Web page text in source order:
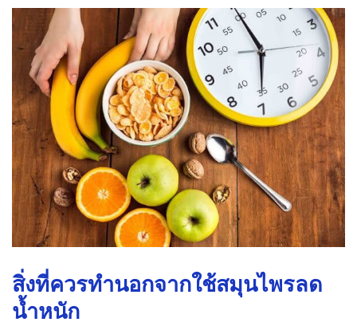
สิ่งที่ควรทำนอกจากใช้สมุนไพรลด
น้ำหนัก